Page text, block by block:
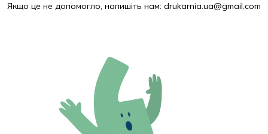
Якщо це не допомогло, напишіть нам: drukarnia.ua@gmail.com